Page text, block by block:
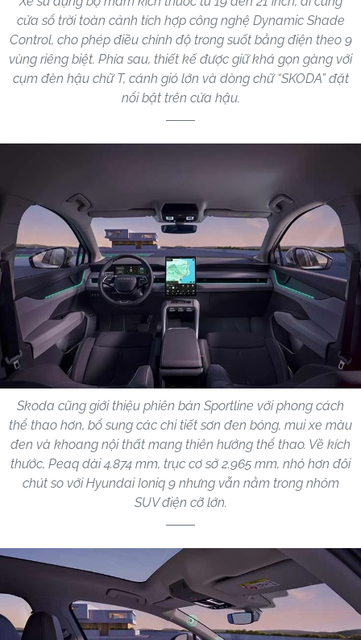
cửa sổ trời toàn cảnh tích hợp công nghệ Dynamic Shade
Control, cho phép điều chỉnh độ trong suốt bằng điện theo 9
vùng riêng biệt. Phía sau, thiết kế được giữ khá gọn gàng với
cụm đèn hậu chữ T, cánh gió lớn và dòng chữ “SKODA” đặt
nổi bật trên cửa hậu.
Skoda cũng giới thiệu phiên bản Sportline với phong cách
thể thao hơn, bổ sung các chi tiết sơn đen bóng, mui xe màu
đen và khoang nội thất mang thiên hướng thể thao. Về kích
thước, Peaq dài 4.874 mm, trục cơ sở 2.965 mm, nhỏ hơn đôi
chút so với Hyundai Ioniq 9 nhưng vẫn nằm trong nhóm
SUV điện cỡ lớn.